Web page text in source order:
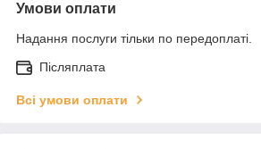
Умови оплати
Надання послуги тільки по передоплаті.
Післяплата
Всі умови оплати